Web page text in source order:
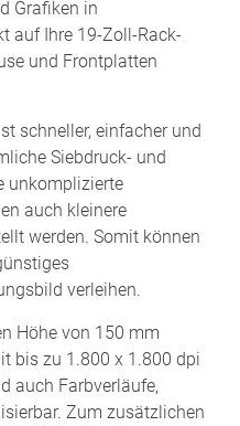
Grafiken in
auf Ihre 19-Zoll-Rack-
und Frontplatten
schneller, einfacher und
Siebdruck- und
unkomplizierte
auch kleinere
werden. Somit können
verleihen.
Höhe von 150 mm
bis zu 1.800 x 1.800 dpi
auch Farbverläufe,
Zum zusätzlichen